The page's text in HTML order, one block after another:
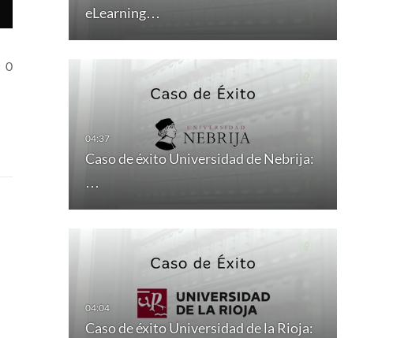
0
eLearning…
Caso de éxito Universidad de Nebrija:
…
Caso de éxito Universidad de la Rioja: